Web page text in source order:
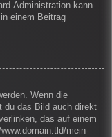
Administration kann
einem Beitrag
Wenn die
du das Bild auch direkt
das auf einem
mein-